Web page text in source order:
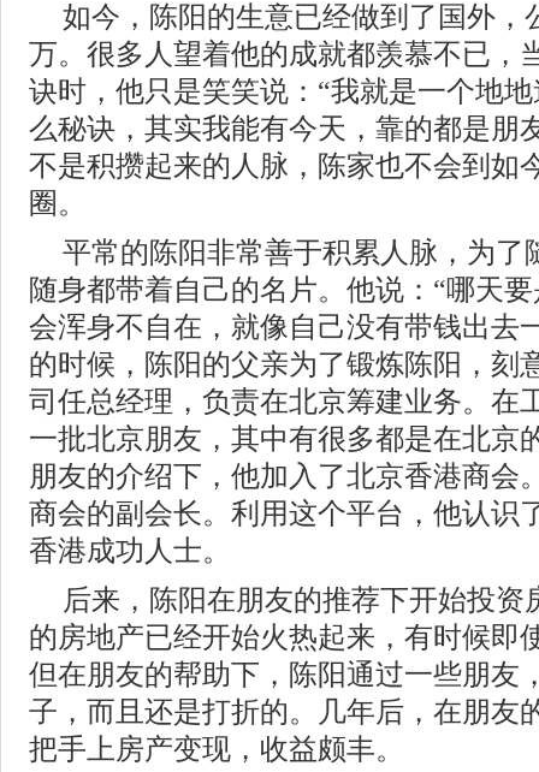
如今，陈阳的生意已经做到了国外，
万。很多人望着他的成就都羡慕不已，
诀时，他只是笑笑说：“我就是一个地
么秘诀，其实我能有今天，靠的都是朋
不是积攒起来的人脉，陈家也不会到如
圈。
平常的陈阳非常善于积累人脉，为了
随身都带着自己的名片。他说：“哪天
会浑身不自在，就像自己没有带钱出去
的时候，陈阳的父亲为了锻炼陈阳，刻
司任总经理，负责在北京筹建业务。在
一批北京朋友，其中有很多都是在北京
朋友的介绍下，他加入了北京香港商会
商会的副会长。利用这个平台，他认识
香港成功人士。
后来，陈阳在朋友的推荐下开始投资
的房地产已经开始火热起来，有时候即
但在朋友的帮助下，陈阳通过一些朋友
子，而且还是打折的。几年后，在朋友
把手上房产变现，收益颇丰。